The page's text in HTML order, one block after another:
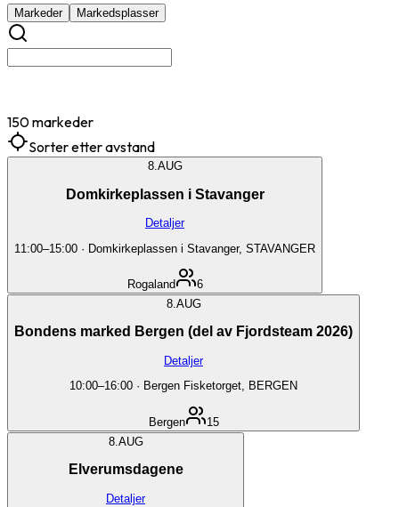
Markeder Markedsplasser
150 markeder
Sorter etter avstand
8.AUG
Domkirkeplassen i Stavanger
Detaljer
11:00–15:00 · Domkirkeplassen i Stavanger, STAVANGER
Rogaland
6
8. AUG
Bondens marked Bergen (del av Fjordsteam 2026)
Detaljer
10:00–16:00 · Bergen Fisketorget, BERGEN
Bergen
15
8. AUG
Elverumsdagene
Detaljer